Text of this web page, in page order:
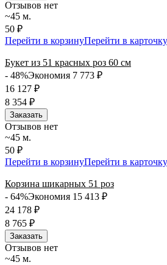
Отзывов нет
~45 м.
50 ₽
Перейти в корзинуПерейти в
Букет из 51 красных роз 60 см
- 48%Экономия 7 773 ₽
16 127 ₽
8 354 ₽
Заказать
Отзывов нет
~45 м.
50 ₽
Перейти в корзинуПерейти в
Корзина шикарных 51 роз
- 64%Экономия 15 413 ₽
24 178 ₽
8 765 ₽
Заказать
Отзывов нет
~45 м.